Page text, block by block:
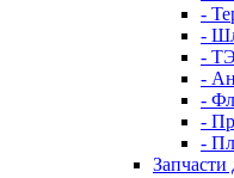
-
-
-
-
-
-
-
Запчасти